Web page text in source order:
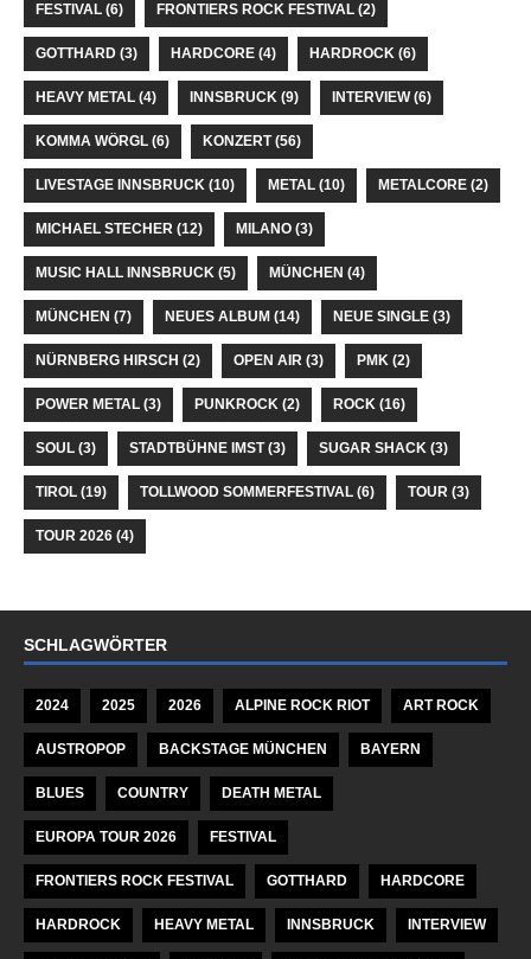
FESTIVAL (6) FRONTIERS ROCK FESTIVAL (2)
GOTTHARD (3) HARDCORE (4) HARDROCK (6)
HEAVY METAL (4) INNSBRUCK (9) INTERVIEW(6)
KOMMA WÖRGL (6) KONZERT(56)
LIVESTAGE INNSBRUCK (10) METAL (10) METALCORE (2)
MICHAEL STECHER (12) MILANO (3)
MUSIC HALL INNSBRUCK (5) MÜNCHEN (4)
MÜNCHEN (7) NEUES ALBUM (14) NEUE SINGLE (3)
NÜRNBERG HIRSCH (2) OPEN AIR (3) PMK (2)
POWER METAL (3) PUNKROCK (2) ROCK (16)
SOUL (3) STADTBÜHNE IMST(3) SUGAR SHACK (3)
TIROL (19) TOLLWOOD SOMMERFESTIVAL (6) TOUR (3)
TOUR 2026 (4)
SCHLAGWÖRTER
2024 2025 2026 ALPINE ROCK RIOT ART ROCK
AUSTROPOP BACKSTAGE MÜNCHEN BAYERN
BLUES COUNTRY DEATH METAL
EUROPA TOUR 2026 FESTIVAL
FRONTIERS ROCK FESTIVAL GOTTHARD HARDCORE
HARDROCK HEAVY METAL INNSBRUCK INTERVIEW